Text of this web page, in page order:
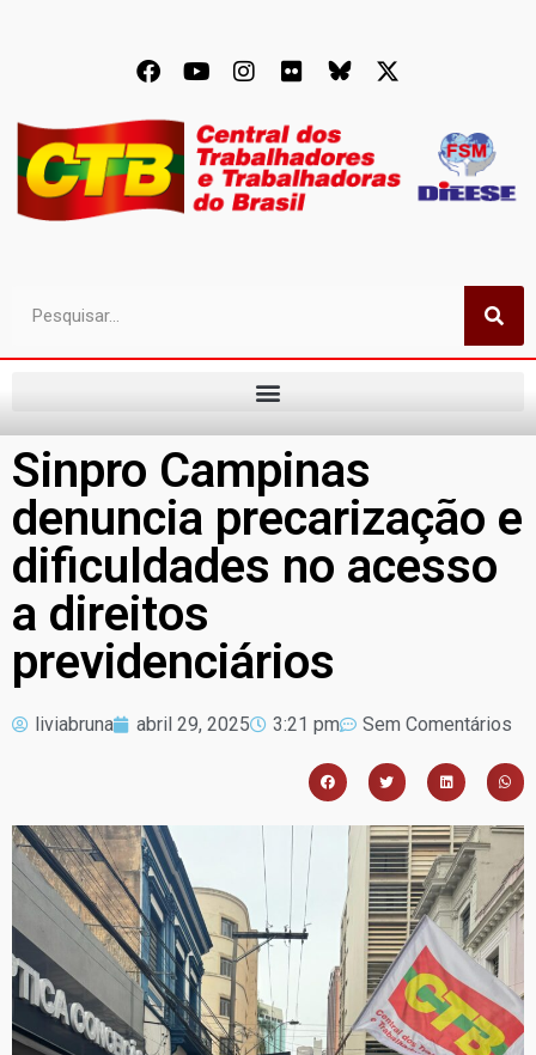
Sinpro Campinas
denuncia precarização e
dificuldades no acesso
a direitos
previdenciários
liviabruna abril 29, 2025 3:21 pm Sem Comentários